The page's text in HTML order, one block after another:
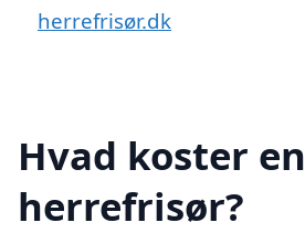
herrefrisør.dk
Hvad koster en
herrefrisør?